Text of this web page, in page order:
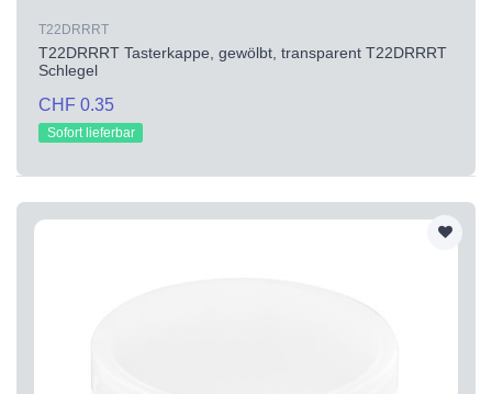
T22DRRRT
T22DRRRT Tasterkappe, gewölbt, transparent T22DRRRT
Schlegel
CHF 0.35
Sofort lieferbar